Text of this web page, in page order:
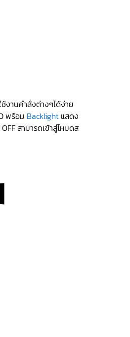
งานคำสั่งต่างๆได้ง่าย
พร้อม Backlight แสดง
สามารถเข้าสู่โหมดส